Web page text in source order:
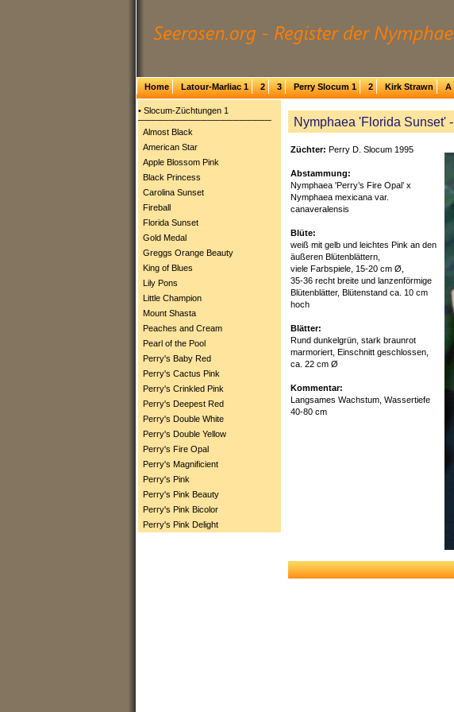
Home Latour-Marliac 1 2 3 Perry Slocum 1 2 Kirk Strawn A
Nymphaea 'Florida Sunset' -
Züchter: Perry D. Slocum 1995
Abstammung:
Nymphaea 'Perry’s Fire Opal’ x
Nymphaea mexicana var.
canaveralensis
Blüte:
weiß mit gelb und leichtes Pink an den
äußeren Blütenblättern,
viele Farbspiele, 15-20 cm Ø,
35-36 recht breite und lanzenförmige
Blütenblätter, Blütenstand ca. 10 cm
hoch
Blätter:
Rund dunkelgrün, stark braunrot
marmoriert, Einschnitt geschlossen,
ca. 22 cm Ø
Kommentar:
Langsames Wachstum, Wassertiefe
40-80 cm
• Slocum-Züchtungen 1
─────────────────────
Almost Black
American Star
Apple Blossom Pink
Black Princess
Carolina Sunset
Fireball
Florida Sunset
Gold Medal
Greggs Orange Beauty
King of Blues
Lily Pons
Little Champion
Mount Shasta
Peaches and Cream
Pearl of the Pool
Perry's Baby Red
Perry's Cactus Pink
Perry's Crinkled Pink
Perry's Deepest Red
Perry's Double White
Perry's Double Yellow
Perry's Fire Opal
Perry's Magnificient
Perry's Pink
Perry's Pink Beauty
Perry's Pink Bicolor
Perry's Pink Delight